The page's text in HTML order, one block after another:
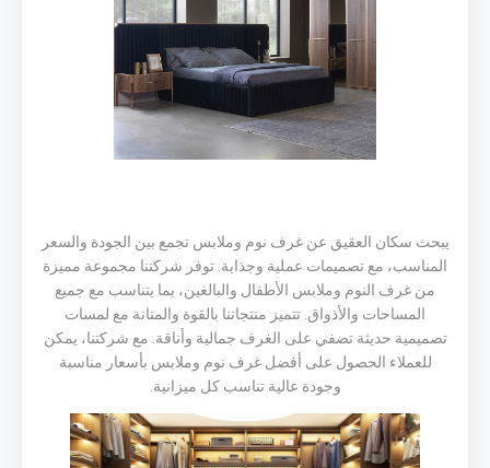
يبحث سكان العقيق عن غرف نوم وملابس تجمع بين الجودة والسعر
المناسب، مع تصميمات عملية وجذابة. توفر شركتنا مجموعة مميزة
من غرف النوم وملابس الأطفال والبالغين، بما يتناسب مع جميع
المساحات والأذواق. تتميز منتجاتنا بالقوة والمتانة مع لمسات
تصميمية حديثة تضفي على الغرف جمالية وأناقة. مع شركتنا، يمكن
للعملاء الحصول على أفضل غرف نوم وملابس بأسعار مناسبة
وجودة عالية تناسب كل ميزانية.